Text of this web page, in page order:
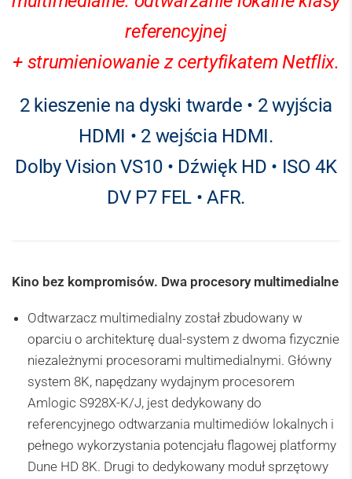
referencyjnej
+ strumieniowanie z certyfikatem Netflix.
2 kieszenie na dyski twarde • 2 wyjścia
HDMI • 2 wejścia HDMI.
Dolby Vision VS10 • Dźwięk HD • ISO 4K
DV P7 FEL • AFR.
Kino bez kompromisów. Dwa procesory multimedialne
Odtwarzacz multimedialny został zbudowany w
oparciu o architekturę dual-system z dwoma fizycznie
niezależnymi procesorami multimedialnymi. Główny
system 8K, napędzany wydajnym procesorem
Amlogic S928X-K/J, jest dedykowany do
referencyjnego odtwarzania multimediów lokalnych i
pełnego wykorzystania potencjału flagowej platformy
Dune HD 8K. Drugi to dedykowany moduł sprzętowy